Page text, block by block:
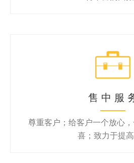
售 中 服
尊重客户；给客户一个放心
喜；致力于提